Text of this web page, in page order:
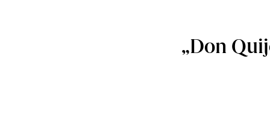
„Don